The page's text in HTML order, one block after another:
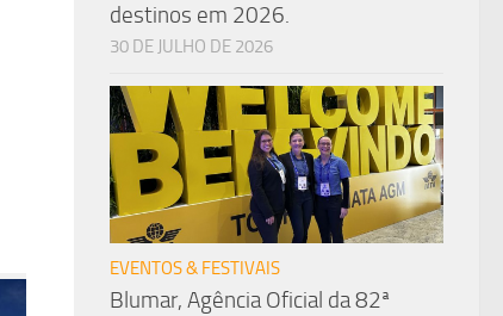
destinos em 2026.
30 DE JULHO DE 2026
EVENTOS & FESTIVAIS
Blumar, Agência Oficial da 82ª